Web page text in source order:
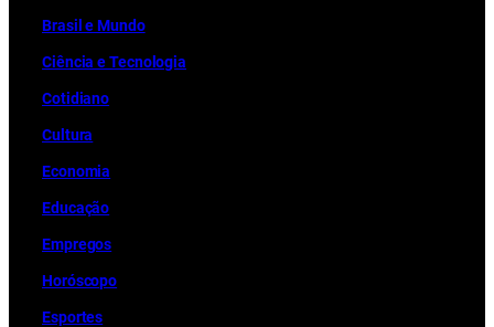
Brasil e Mundo
Ciência e Tecnologia
Cotidiano
Cultura
Economia
Educação
Empregos
Horóscopo
Esportes